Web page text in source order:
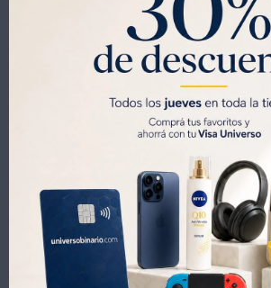

Métodos y costos de envíos
Productos que te pueden